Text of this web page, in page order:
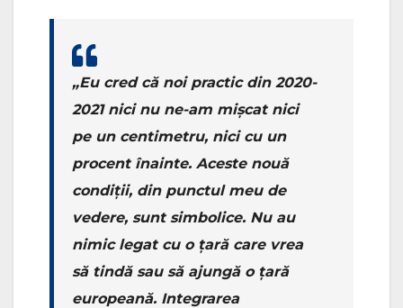
„Eu cred că noi practic din 2020-
2021 nici nu ne-am mișcat nici
pe un centimetru, nici cu un
procent înainte. Aceste nouă
condiții, din punctul meu de
vedere, sunt simbolice. Nu au
nimic legat cu o țară care vrea
să tindă sau să ajungă o țară
europeană. Integrarea